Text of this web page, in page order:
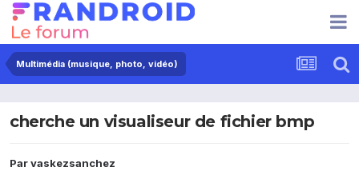
Multimédia (musique, photo, vidéo)
cherche un visualiseur de fichier bmp
Parvaskezsanchez